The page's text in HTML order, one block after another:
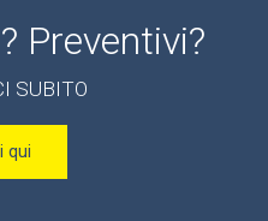
Preventivi?
SUBITO
qui